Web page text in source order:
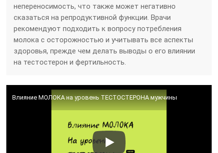
непереносимость, что также может негативно
сказаться на репродуктивной функции. Врачи
рекомендуют подходить к вопросу потребления
молока с осторожностью и учитывать все аспекты
здоровья, прежде чем делать выводы о его влиянии
на тестостерон и фертильность.
Влияние МОЛОКА на уровень ТЕСТОСТЕРОНА мужчины